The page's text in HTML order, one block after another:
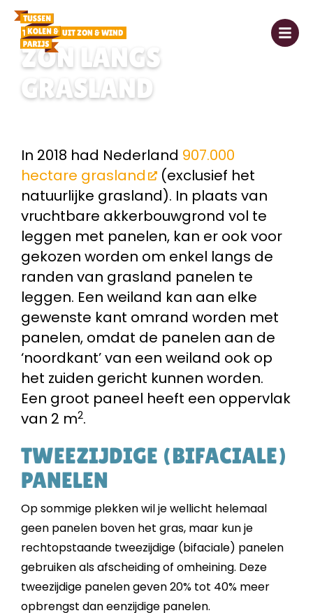
1. ENERGIE UIT ZON & WIND
ZON LANGS
GRASLAND
In 2018 had Nederland 907.000
hectare grasland
(exclusief het
natuurlijke grasland). In plaats van
vruchtbare akkerbouwgrond vol te
leggen met panelen, kan er ook voor
gekozen worden om enkel langs de
randen van grasland panelen te
leggen. Een weiland kan aan elke
gewenste kant omrand worden met
panelen, omdat de panelen aan de
‘noordkant’ van een weiland ook op
het zuiden gericht kunnen worden.
Een groot paneel heeft een oppervlak
van 2 m2.
TWEEZIJDIGE (BIFACIALE)
PANELEN
Op sommige plekken wil je wellicht helemaal
geen panelen boven het gras, maar kun je
rechtopstaande tweezijdige (bifaciale) panelen
gebruiken als afscheiding of omheining. Deze
tweezijdige panelen geven 20% tot 40% meer
opbrengst dan eenzijdige panelen.